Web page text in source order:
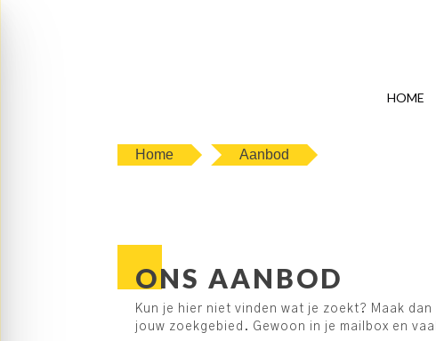
HOME
Home Aanbod
ONS AANBOD
Kun je hier niet vinden wat je zoekt? Maak
jouw zoekgebied. Gewoon in je mailbox en